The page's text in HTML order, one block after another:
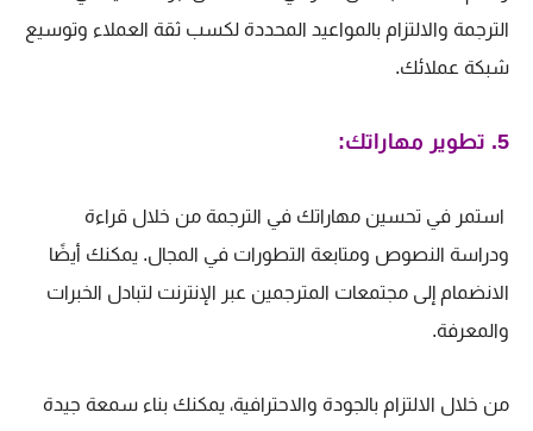
الترجمة والالتزام بالمواعيد المحددة لكسب ثقة العملاء وتوسيع
شبكة عملائك.
5. تطوير مهاراتك:
استمر في تحسين مهاراتك في الترجمة من خلال قراءة
ودراسة النصوص ومتابعة التطورات في المجال. يمكنك أيضًا
الانضمام إلى مجتمعات المترجمين عبر الإنترنت لتبادل الخبرات
والمعرفة.
من خلال الالتزام بالجودة والاحترافية، يمكنك بناء سمعة جيدة